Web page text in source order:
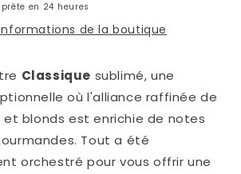
en 24 heures
de la boutique
Classique sublimé, une
où l'alliance raffinée de
et blonds est enrichie de notes
Tout a été
orchestré pour vous offrir une